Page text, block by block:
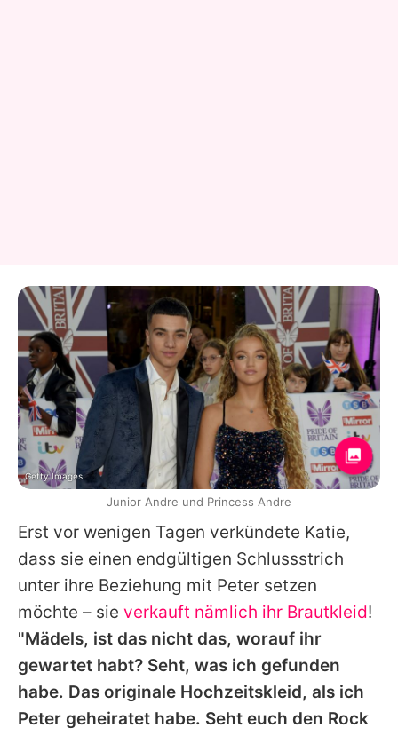
Erst vor wenigen Tagen verkündete Katie,
dass sie einen endgültigen Schlussstrich
unter ihre Beziehung mit Peter setzen
möchte – sie verkauft nämlich ihr Brautkleid!
"Mädels, ist das nicht das, worauf ihr
gewartet habt? Seht, was ich gefunden
habe. Das originale Hochzeitskleid, als ich
Peter geheiratet habe. Seht euch den Rock
Getty Images
Junior Andre und Princess Andre